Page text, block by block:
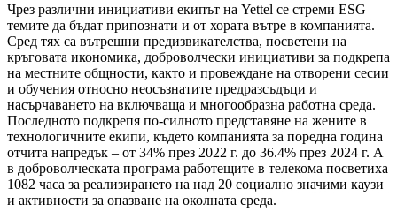
Чрез различни инициативи екипът на Yettel се стреми ESG
темите да бъдат припознати и от хората вътре в компанията.
Сред тях са вътрешни предизвикателства, посветени на
кръговата икономика, доброволчески инициативи за подкрепа
на местните общности, както и провеждане на отворени сесии
и обучения относно неосъзнатите предразсъдъци и
насърчаването на включваща и многообразна работна среда.
Последното подкрепя по-силното представяне на жените в
технологичните екипи, където компанията за поредна година
отчита напредък – от 34% през 2022 г. до 36.4% през 2024 г. А
в доброволческата програма работещите в телекома посветиха
1082 часа за реализирането на над 20 социално значими каузи
и активности за опазване на околната среда.